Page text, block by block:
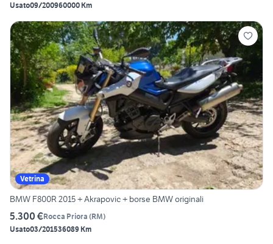
Usato09/200960000 Km
Vetrina
BMW F800R 2015 + Akrapovic + borse BMW originali
5.300 €Rocca Priora (RM)
Usato03/201536089 Km